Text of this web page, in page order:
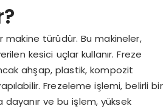
makine türüdür. Bu makineler,
kesici uçlar kullanır. Freze
ahşap, plastik, kompozit
Frezeleme işlemi, belirli bir
ve bu işlem, yüksek